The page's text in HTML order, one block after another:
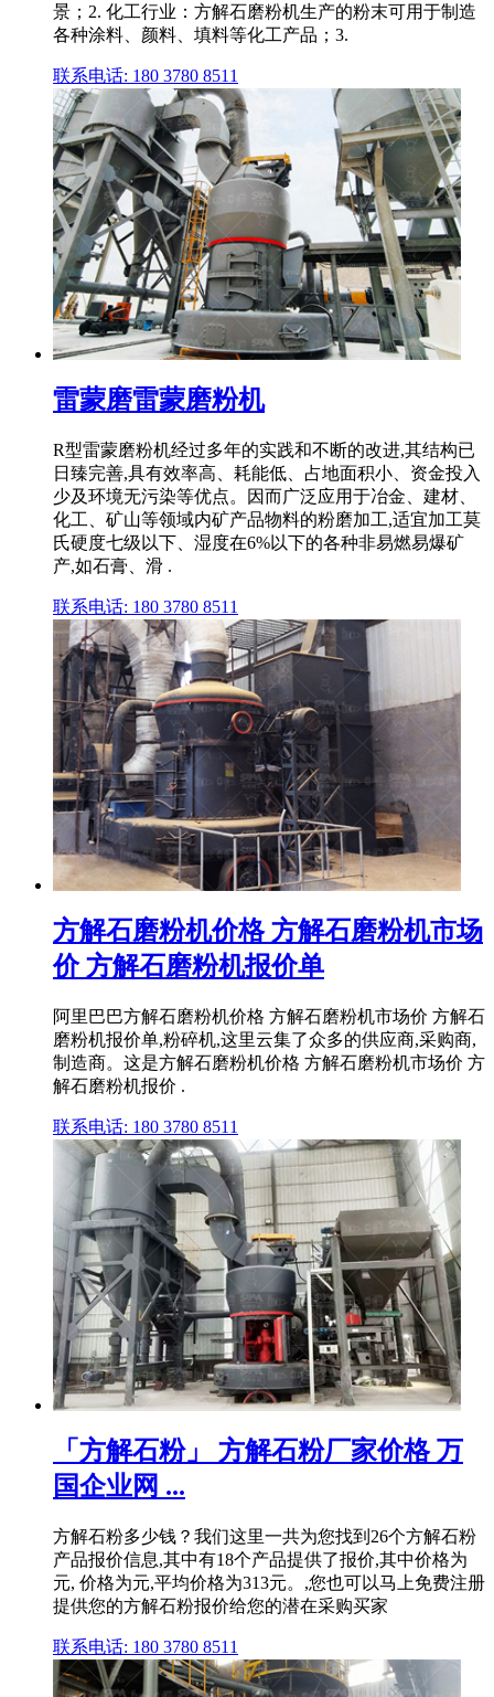
景；2. 化工行业：方解石磨粉机生产的粉末可用于制造
各种涂料、颜料、填料等化工产品；3.
联系电话: 180 3780 8511
雷蒙磨雷蒙磨粉机
R型雷蒙磨粉机经过多年的实践和不断的改进,其结构已
日臻完善,具有效率高、耗能低、占地面积小、资金投入
少及环境无污染等优点。因而广泛应用于冶金、建材、
化工、矿山等领域内矿产品物料的粉磨加工,适宜加工莫
氏硬度七级以下、湿度在6%以下的各种非易燃易爆矿
产,如石膏、滑 .
联系电话: 180 3780 8511
方解石磨粉机价格 方解石磨粉机市场
价 方解石磨粉机报价单
阿里巴巴方解石磨粉机价格 方解石磨粉机市场价 方解石
磨粉机报价单,粉碎机,这里云集了众多的供应商,采购商,
制造商。这是方解石磨粉机价格 方解石磨粉机市场价 方
解石磨粉机报价 .
联系电话: 180 3780 8511
「方解石粉」 方解石粉厂家价格 万
国企业网 ...
方解石粉多少钱？我们这里一共为您找到26个方解石粉
产品报价信息,其中有18个产品提供了报价,其中价格为
元, 价格为元,平均价格为313元。,您也可以马上免费注册
提供您的方解石粉报价给您的潜在采购买家
联系电话: 180 3780 8511